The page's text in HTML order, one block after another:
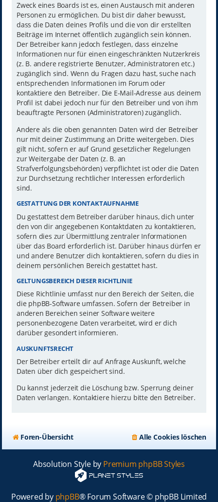
Zweck eines Boards ist es, einen Austausch mit anderen
Personen zu ermöglichen. Du bist dir daher bewusst,
dass die Daten deines Profils und die von dir erstellten
Beiträge im Internet öffentlich zugänglich sein können.
Der Betreiber kann jedoch festlegen, dass einzelne
Informationen nur für einen eingeschränkten Nutzerkreis
(z. B. andere registrierte Benutzer, Administratoren etc.)
zugänglich sind. Wenn du Fragen dazu hast, suche nach
entsprechenden Informationen im Forum oder
kontaktiere den Betreiber. Die E-Mail-Adresse aus deinem
Profil ist dabei jedoch nur für den Betreiber und von ihm
beauftragte Personen (Administratoren) zugänglich.
Andere als die oben genannten Daten wird der Betreiber
nur mit deiner Zustimmung an Dritte weitergeben. Dies
gilt nicht, sofern er auf Grund gesetzlicher Regelungen
zur Weitergabe der Daten (z. B. an
Strafverfolgungsbehörden) verpflichtet ist oder die Daten
zur Durchsetzung rechtlicher Interessen erforderlich
sind.
GESTATTUNG DER KONTAKTAUFNAHME
Du gestattest dem Betreiber darüber hinaus, dich unter
den von dir angegebenen Kontaktdaten zu kontaktieren,
sofern dies zur Übermittlung zentraler Informationen
über das Board erforderlich ist. Darüber hinaus dürfen er
und andere Benutzer dich kontaktieren, sofern du dies in
deinem persönlichen Bereich gestattet hast.
GELTUNGSBEREICH DIESER RICHTLINIE
Diese Richtlinie umfasst nur den Bereich der Seiten, die
die phpBB-Software umfassen. Sofern der Betreiber in
anderen Bereichen seiner Software weitere
personenbezogene Daten verarbeitet, wird er dich
darüber gesondert informieren.
AUSKUNFTSRECHT
Der Betreiber erteilt dir auf Anfrage Auskunft, welche
Daten über dich gespeichert sind.
Du kannst jederzeit die Löschung bzw. Sperrung deiner
Daten verlangen. Kontaktiere hierzu bitte den Betreiber.
Foren-Übersicht Alle Cookies löschen
Absolution Style by Premium phpBB Styles
Powered by phpBB® Forum Software © phpBB Limited